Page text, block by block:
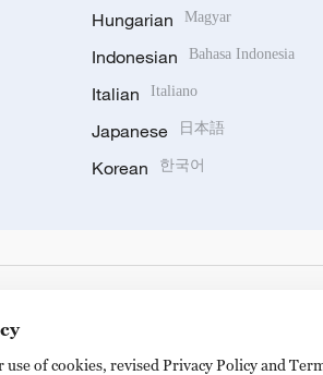
Hungarian Magyar
Indonesian Bahasa Indonesia
Italian Italiano
Japanese 日本語
Korean 한국어
of cookies, revised Privacy Policy and